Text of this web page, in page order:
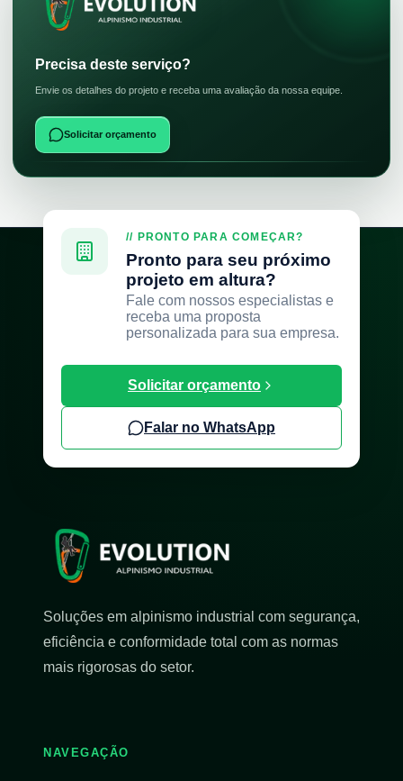
Precisa deste serviço?
Envie os detalhes do projeto e receba uma avaliação da nossa equipe.
Solicitar orçamento
// PRONTO PARA COMEÇAR?
Pronto para seu próximo
projeto em altura?
Fale com nossos especialistas e
receba uma proposta
personalizada para sua empresa.
Solicitar orçamento
Falar no WhatsApp
Soluções em alpinismo industrial com segurança,
eficiência e conformidade total com as normas
mais rigorosas do setor.
NAVEGAÇÃO